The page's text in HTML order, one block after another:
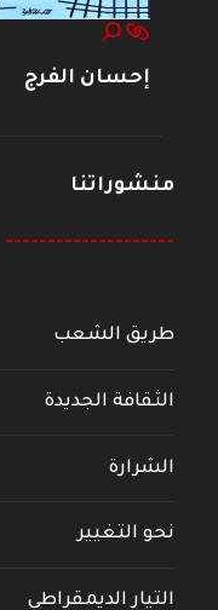
إحسان الفرج
منشوراتنا
--------------------
طريق الشعب
الثقافة الجديدة
الشرارة
نحو التغيير
التيار الديمقراطي